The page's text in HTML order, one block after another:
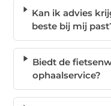
Kan ik advies
beste bij mij
Biedt de
ophaalservice?